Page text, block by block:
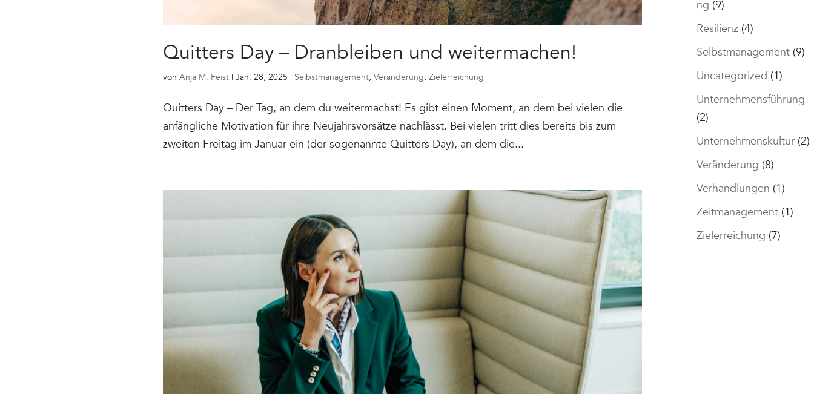
Quitters Day – Dranbleiben und weitermachen!
von Anja M. Feist| Jan. 28, 2025 | Selbstmanagement, Veränderung, Zielerreichung
Quitters Day – Der Tag, an dem du weitermachst! Es gibt einen Moment, an dem bei vielen die
anfängliche Motivation für ihre Neujahrsvorsätze nachlässt. Bei vielen tritt dies bereits bis zum
zweiten Freitag im Januar ein (der sogenannte Quitters Day), an dem die...
ng (9)
Resilienz(4)
Selbstmanagement(9)
Uncategorized (1)
Unternehmensführung
(2)
Unternehmenskultur(2)
Veränderung (8)
Verhandlungen (1)
Zeitmanagement(1)
Zielerreichung (7)